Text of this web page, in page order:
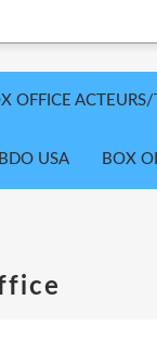
OFFICE ACTEURS/
USA BOX